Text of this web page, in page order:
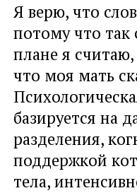
Я верю, что
потому что так
плане я
что моя мать
базируется на
разделения,
поддержкой
тела,